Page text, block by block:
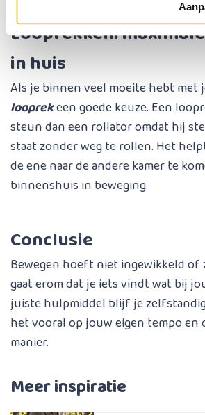
Looprekken:
in huis
Als je binnen veel moeite hebt met
looprekeen goede keuze. Een
steun dan een rollator omdat hij
staat zonder weg te rollen. Het
de ene naar de andere kamer te
binnenshuis in beweging.
Conclusie
Bewegen hoeft niet ingewikkeld of
gaat erom dat je iets vindt wat bij
juiste hulpmiddel blijf je
het vooral op jouw eigen tempo en
manier.
Meer inspiratie